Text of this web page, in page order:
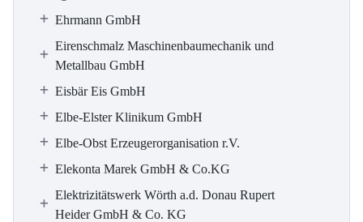
Ehrmann GmbH
Eirenschmalz Maschinenbaumechanik und
Metallbau GmbH
Eisbär Eis GmbH
Elbe-Elster Klinikum GmbH
Elbe-Obst Erzeugerorganisation r.V.
Elekonta Marek GmbH & Co.KG
Elektrizitätswerk Wörth a.d. Donau Rupert
Heider GmbH & Co. KG